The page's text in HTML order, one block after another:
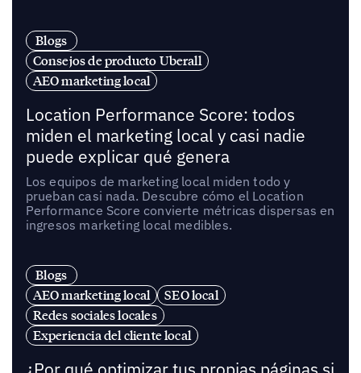
Blogs
Consejos de producto Uberall
AEO marketing local
Location Performance Score: todos
miden el marketing local y casi nadie
puede explicar qué genera
Los equipos de marketing local miden todo y
prueban casi nada. Descubre cómo el Location
Performance Score convierte métricas dispersas en
ingresos marketing local medibles.
Blogs
AEO marketing local
SEO local
Redes sociales locales
Experiencia del cliente local